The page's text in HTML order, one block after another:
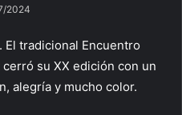
2024
El tradicional Encuentro
su XX edición con un
alegría y mucho color.